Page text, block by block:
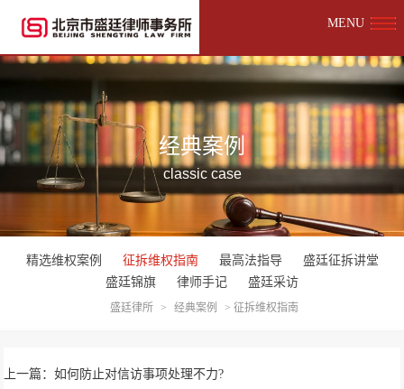
MENU
经典案例
classic case
精选维权案例 征拆维权指南 最高法指导
盛廷征拆讲堂
盛廷锦旗
律师手记 盛廷采访
盛廷律所 > 经典案例 > 征拆维权指南
上一篇：如何防止对信访事项处理不力?